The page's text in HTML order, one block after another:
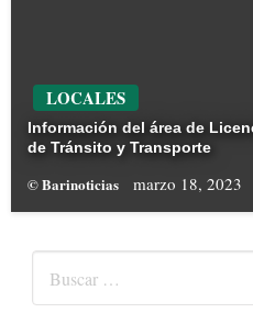
LOCALES
Información del área de
de Tránsito y Transporte
© Barinoticias marzo 18, 2023